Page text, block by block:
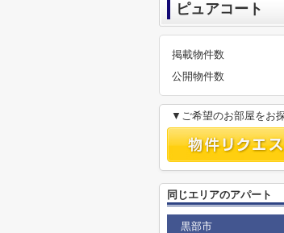
ピュアコート
掲載物件数
公開物件数
▼ご希望のお部屋をお
同じエリアのアパート
黒部市